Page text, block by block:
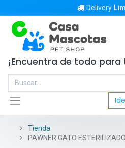
Delivery
¡Encuentra de todo para
Tienda
PAWNER GATO